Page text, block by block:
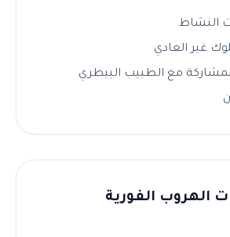
النشاط
غير العادي
للمشاركة مع الطبيب البيطري
الهروب الفورية